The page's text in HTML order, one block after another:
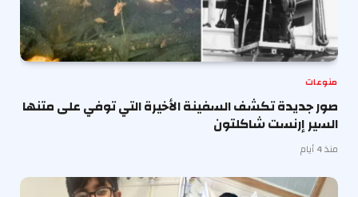
منوعات
صور جديدة تكشف السفينة الأخيرة التي توفي على متنها
السير إرنست شاكلتون
منذ 4 أيام